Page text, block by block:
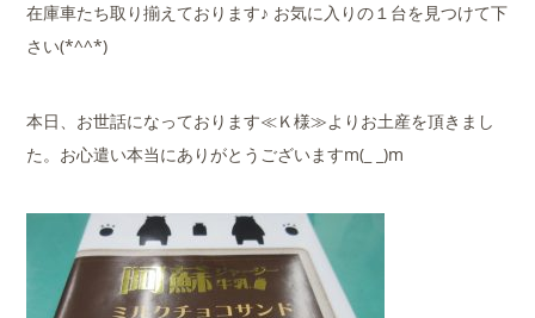
在庫車たち取り揃えております♪ お気に入りの１台を見つけて下
さい(*^^*)
本日、お世話になっております≪Ｋ様≫よりお土産を頂きまし
た。お心遣い本当にありがとうございますm(_ _)m